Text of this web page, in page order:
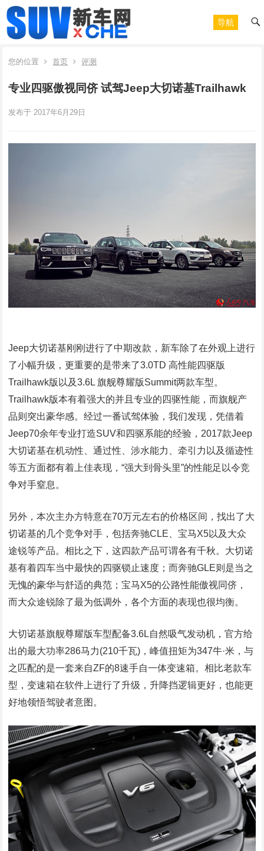
导航
您的位置 首页 评测
专业四驱傲视同侪 试驾Jeep大切诺基Trailhawk
发布于 2017年6月29日
Jeep大切诺基刚刚进行了中期改款，新车除了在外观上进行
了小幅升级，更重要的是带来了3.0TD 高性能四驱版
Trailhawk版以及3.6L 旗舰尊耀版Summit两款车型。
Trailhawk版本有着强大的并且专业的四驱性能，而旗舰产
品则突出豪华感。经过一番试驾体验，我们发现，凭借着
Jeep70余年专业打造SUV和四驱系能的经验，2017款Jeep
大切诺基在机动性、通过性、涉水能力、牵引力以及循迹性
等五方面都有着上佳表现，“强大到骨头里”的性能足以令竞
争对手窒息。
另外，本次主办方特意在70万元左右的价格区间，找出了大
切诺基的几个竞争对手，包括奔驰CLE、宝马X5以及大众
途锐等产品。相比之下，这四款产品可谓各有千秋。大切诺
基有着四车当中最快的四驱锁止速度；而奔驰GLE则是当之
无愧的豪华与舒适的典范；宝马X5的公路性能傲视同侪，
而大众途锐除了最为低调外，各个方面的表现也很均衡。
大切诺基旗舰尊耀版车型配备3.6L自然吸气发动机，官方给
出的最大功率286马力(210千瓦)，峰值扭矩为347牛·米，与
之匹配的是一套来自ZF的8速手自一体变速箱。相比老款车
型，变速箱在软件上进行了升级，升降挡逻辑更好，也能更
好地领悟驾驶者意图。